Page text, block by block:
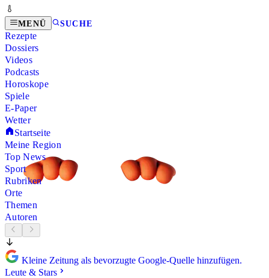
MENÜ SUCHE
Rezepte
Dossiers
Videos
Podcasts
Horoskope
Spiele
E-Paper
Wetter
Startseite
Meine Region
Top News
Sport
Rubriken
Orte
Themen
Autoren
Kleine Zeitung als bevorzugte Google-Quelle hinzufügen.
Leute & Stars